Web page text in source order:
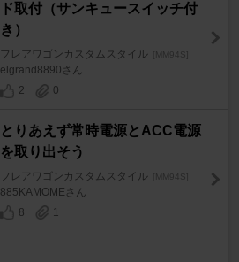
ド取付（サンキュースイッチ付
き）
フレアワゴンカスタムスタイル [MM94S]
elgrand8890さん
2
0
とりあえず常時電源とACC電源
を取り出そう
フレアワゴンカスタムスタイル [MM94S]
885KAMOMEさん
8
1